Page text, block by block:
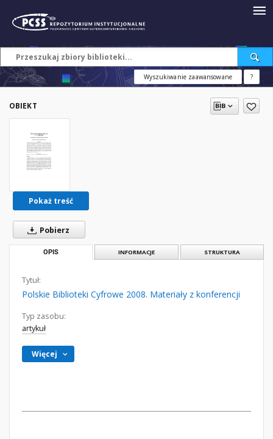
Wyszukiwanie zaawansowane ?
OBIEKT
Pokaż treść
Pobierz
OPIS INFORMACJE STRUKTURA
Tytuł:
Polskie Biblioteki Cyfrowe 2008. Materiały z konferencji
Typ zasobu:
artykuł
Więcej